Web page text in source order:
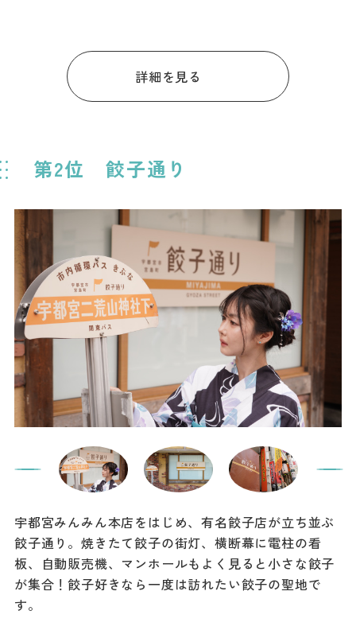
詳細を見る
第2位 餃子通り
宇都宮みんみん本店をはじめ、有名餃子店が立ち並ぶ
餃子通り。焼きたて餃子の街灯、横断幕に電柱の看
板、自動販売機、マンホールもよく見ると小さな餃子
が集合！餃子好きなら一度は訪れたい餃子の聖地で
す。